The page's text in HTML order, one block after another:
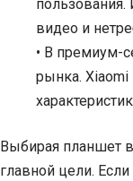
пользования.
видео и
• В премиум-
рынка. Xiaomi
Выбирая планшет в
главной цели.